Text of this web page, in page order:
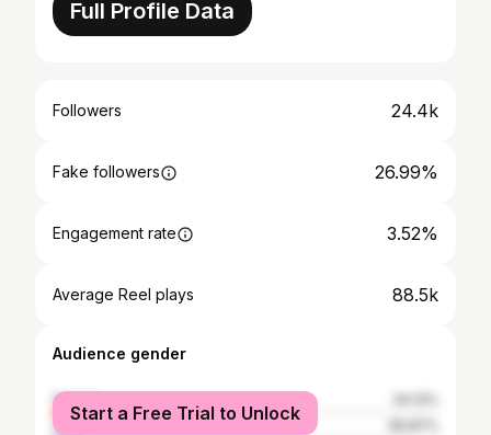
Full Profile Data
Followers 24.4k
Fake followers 26.99%
Engagement rate 3.52%
Average Reel plays 88.5k
Audience gender
female
male
Start a Free Trial to Unlock